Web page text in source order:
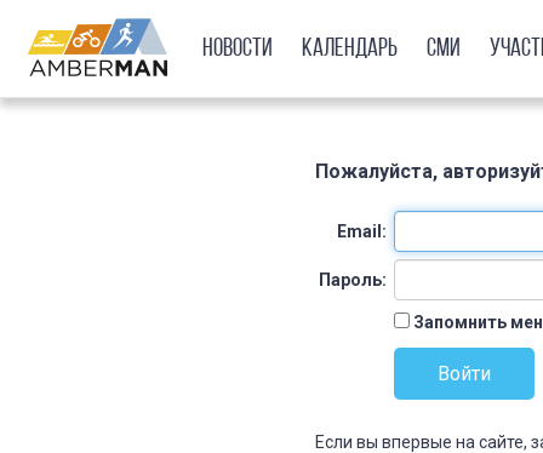
Новости Календарь СМИ
Пожалуйста,
Email:
Пароль:
Запомнить
Если вы впервые на сайте,